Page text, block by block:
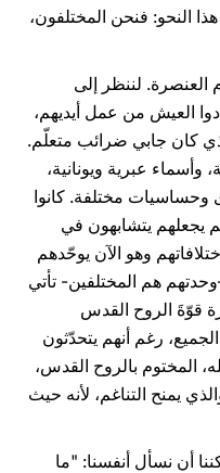
النحو: فنحن المختلفون،
العنصرة. لننظر إلى
العيش من عمل أيديهم،
كان جابي ضرائب متعلّم.
عبرية ويونانية،
وحساسيات مختلفة. كانوا
يجعلهم يتشابهون في
وهو الآن يوحّدهم
هم المختلفين- تأتي
قوّةَ الروح القدس
رغم أنهم يتحدّثون
المختوم بالروح القدس،
يمنح التناغم، لأنه حيث
أن نسأل أنفسنا: "ما